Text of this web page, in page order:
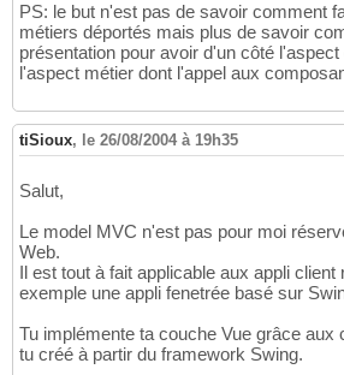
PS: le but n'est pas de savoir comment
métiers déportés mais plus de savoir
présentation pour avoir d'un côté
l'aspect métier dont l'appel aux
tiSioux, le 26/08/2004 à 19h35
Salut,
Le model MVC n'est pas pour moi
Web.
Il est tout à fait applicable aux appli client
exemple une appli fenetrée basé sur
Tu implémente ta couche Vue grâce aux
tu créé à partir du framework Swing.